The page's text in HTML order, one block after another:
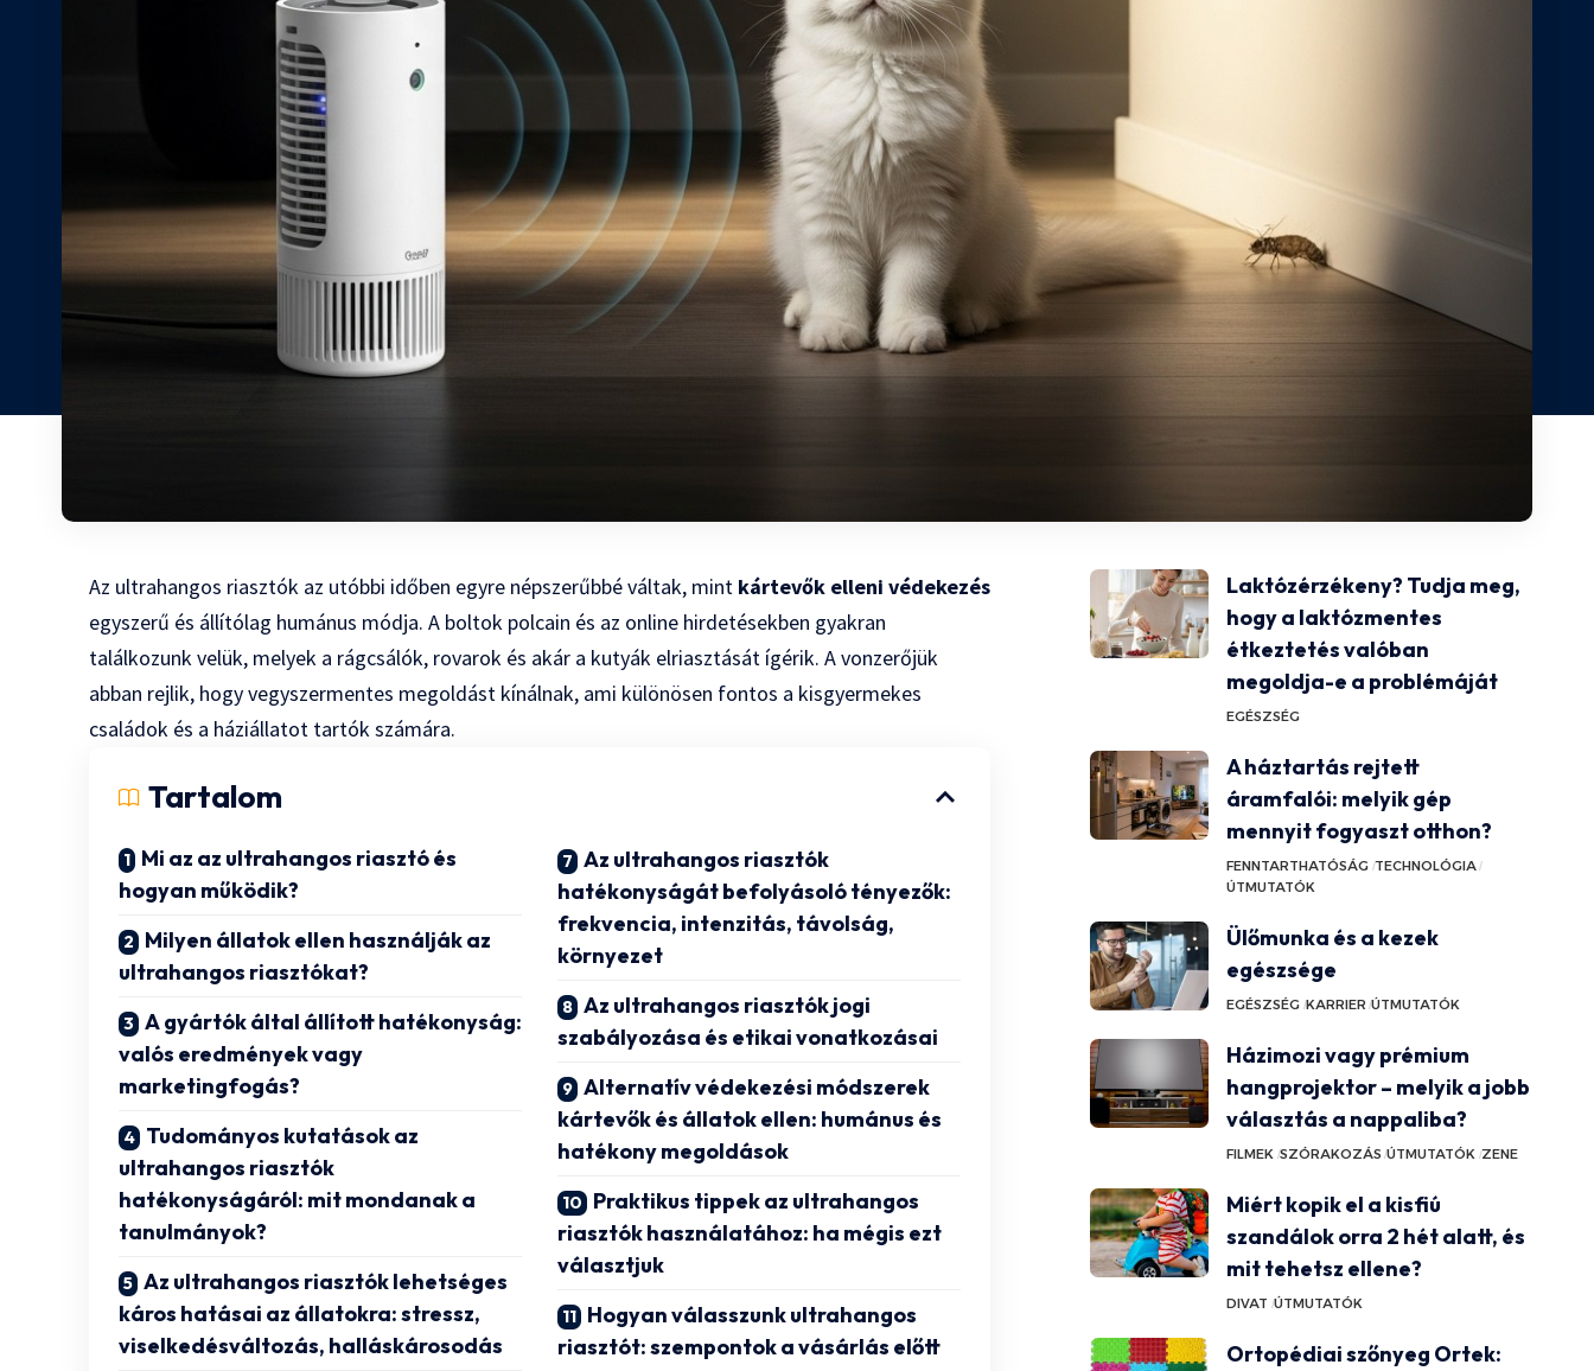
Az ultrahangos riasztók az utóbbi időben egyre népszerűbbé váltak, mint kártevők elleni védekezés
egyszerű és állítólag humánus módja. A boltok polcain és az online hirdetésekben gyakran
találkozunk velük, melyek a rágcsálók, rovarok és akár a kutyák elriasztását ígérik. A vonzerőjük
abban rejlik, hogy vegyszermentes megoldást kínálnak, ami különösen fontos a kisgyermekes
családok és a háziállatot tartók számára.
Tartalom
Mi az az ultrahangos riasztó és
hogyan működik?
Milyen állatok ellen használják az
ultrahangos riasztókat?
A gyártók által állított hatékonyság:
valós eredmények vagy
marketingfogás?
Tudományos kutatások az
ultrahangos riasztók
hatékonyságáról: mit mondanak a
tanulmányok?
Az ultrahangos riasztók lehetséges
káros hatásai az állatokra: stressz,
viselkedésváltozás, halláskárosodás
Az ultrahangos riasztók
hatékonyságát befolyásoló tényezők:
frekvencia, intenzitás, távolság,
környezet
Az ultrahangos riasztók jogi
szabályozása és etikai vonatkozásai
Alternatív védekezési módszerek
kártevők és állatok ellen: humánus és
hatékony megoldások
Praktikus tippek az ultrahangos
riasztók használatához: ha mégis ezt
választjuk
Hogyan válasszunk ultrahangos
riasztót: szempontok a vásárlás előtt
Laktózérzékeny? Tudja meg,
hogy a laktózmentes
étkeztetés valóban
megoldja-e a problémáját
EGÉSZSÉG
A háztartás rejtett
áramfalói: melyik gép
mennyit fogyaszt otthon?
FENNTARTHATÓSÁG TECHNOLÓGIA
ÚTMUTATÓK
Ülőmunka és a kezek
egészsége
EGÉSZSÉG KARRIER ÚTMUTATÓK
Házimozi vagy prémium
hangprojektor – melyik a jobb
választás a nappaliba?
FILMEK SZÓRAKOZÁS ÚTMUTATÓK ZENE
Miért kopik el a kisfiú
szandálok orra 2 hét alatt, és
mit tehetsz ellene?
DIVAT ÚTMUTATÓK
Ortopédiai szőnyeg Ortek: